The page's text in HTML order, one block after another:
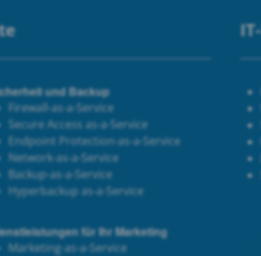
und Backup
Firewall-as-a-Service
Secure Access as-a-Service
Endpoint Protection-as-a-Service
Network-as-a-Service
Backup-as-a-Service
Hyperbackup as-a-Service
für Ihr Marketing
Marketing-as-a-Service